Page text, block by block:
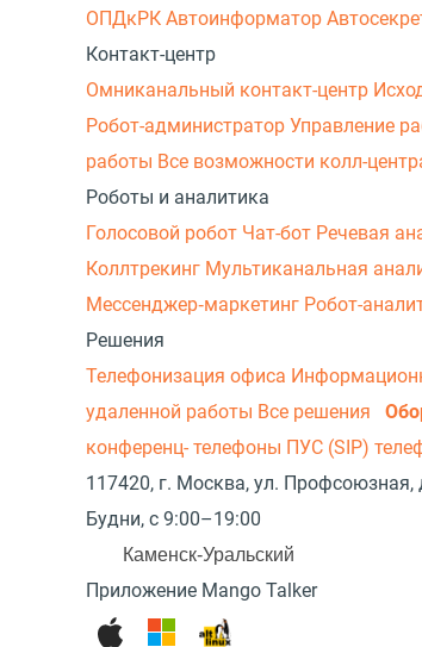
ОПДкРК Автоинформатор
Контакт-центр
Омниканальный контакт-центр
Робот-администратор Управление
работы Все возможности колл-
Роботы и аналитика
Голосовой робот Чат-бот Речевая
Коллтрекинг Мультиканальная
Мессенджер‑маркетинг Робот-
Решения
Телефонизация офиса
удаленной работы Все решения
конференц- телефоны ПУС (SIP)
117420, г. Москва, ул. Профсоюзная,
Будни, с 9:00–19:00
Каменск-Уральский
Приложение Mango Talker